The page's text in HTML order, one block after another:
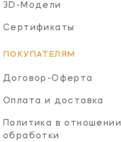
3D-Модели
Сертификаты
ПОКУПАТЕЛЯМ
Договор-Оферта
Оплата и доставка
Политика в отношении
обработки